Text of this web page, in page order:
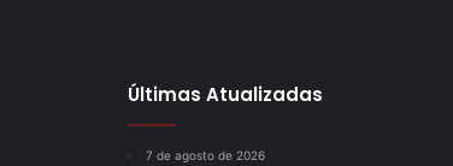
Últimas Atualizadas
7 de agosto de 2026